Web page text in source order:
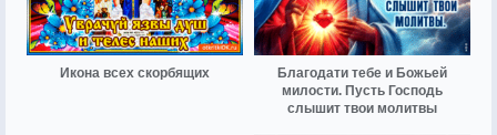
Икона всех скорбящих
Благодати тебе и Божьей
милости. Пусть Господь
слышит твои молитвы